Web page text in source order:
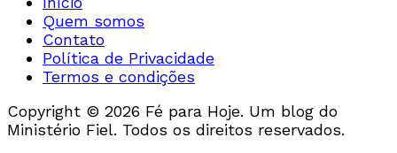
Quem somos
Contato
Política de Privacidade
Termos e condições
Copyright © 2026 Fé para Hoje. Um blog do
Ministério Fiel. Todos os direitos reservados.